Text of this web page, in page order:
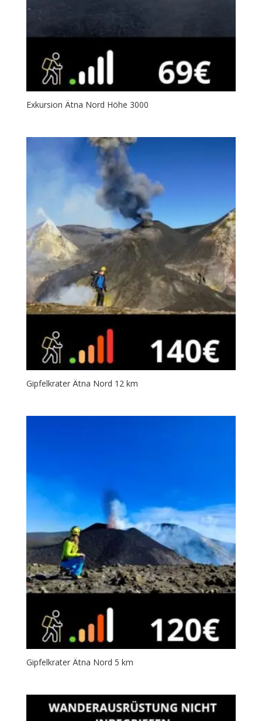
Exkursion Ätna Nord Höhe 3000
Gipfelkrater Ätna Nord 12 km
Gipfelkrater Ätna Nord 5 km